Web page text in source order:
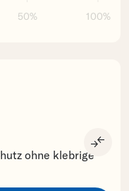
50% 100%
compare_arrows
ohne klebrige